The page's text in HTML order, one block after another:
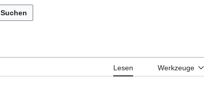
Suchen
Lesen Werkzeuge